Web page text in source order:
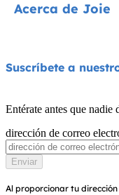
Cochecitos
Columpios y
Cunas
Portabebés
Manuales de
Sitemap
Acerca de Joie
Quiénes somos
Registra tu
Suscríbete a
Entérate antes que nadie
dirección de correo
Enviar
Al proporcionar tu